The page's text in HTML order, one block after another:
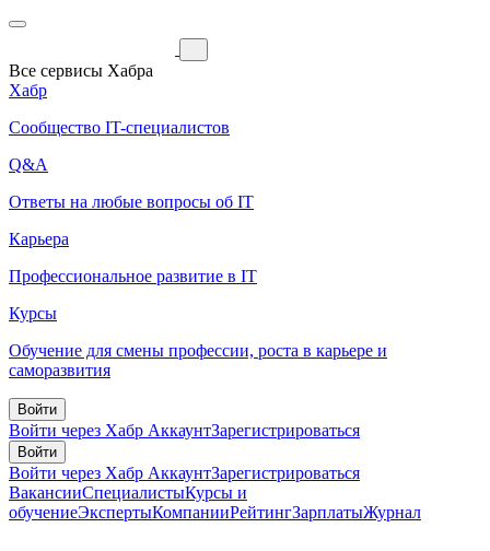
Все сервисы Хабра
Хабр
Сообщество IT-специалистов
Q&A
Ответы на любые вопросы об IT
Карьера
Профессиональное развитие в IT
Курсы
Обучение для смены профессии, роста в карьере и
саморазвития
Войти
Войти через Хабр АккаунтЗарегистрироваться
Войти
Войти через Хабр АккаунтЗарегистрироваться
ВакансииСпециалистыКурсы и
обучениеЭкспертыКомпанииРейтингЗарплатыЖурнал